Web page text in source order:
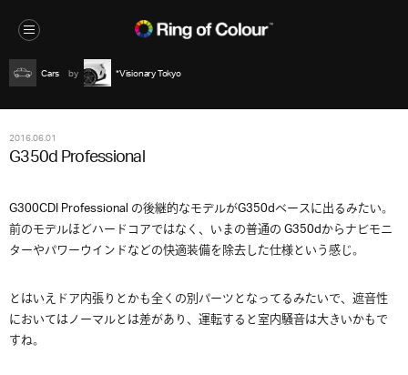
Cars *Visionary Tokyo
2016.06.01
G350d Professional
G300CDI Professional の後継的なモデルがG350dベースに出るみたい。
前のモデルほどハードコアではなく、いまの普通の G350dからナビモニ
ターやパワーウインドなどの快適装備を除去した仕様という感じ。
とはいえドア内張りとかも全くの別パーツとなってるみたいで、遮音性
においてはノーマルとは差があり、運転すると室内騒音は大きいかもで
すね。